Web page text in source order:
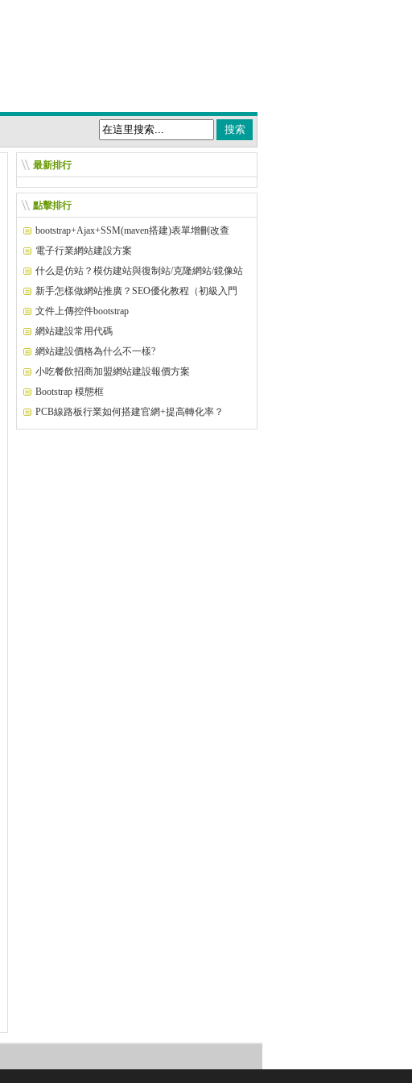
最新排行
點擊排行
bootstrap+Ajax+SSM(maven搭建)表單增刪改查
電子行業網站建設方案
什么是仿站？模仿建站與復制站/克隆網站/鏡像站
有什么區別？
新手怎樣做網站推廣？SEO優化教程（初級入門
版）文件上傳控件bootstrap
網站建設常用代碼
網站建設價格為什么不一樣?
小吃餐飲招商加盟網站建設報價方案
Bootstrap 模態框
PCB線路板行業如何搭建官網+提高轉化率？